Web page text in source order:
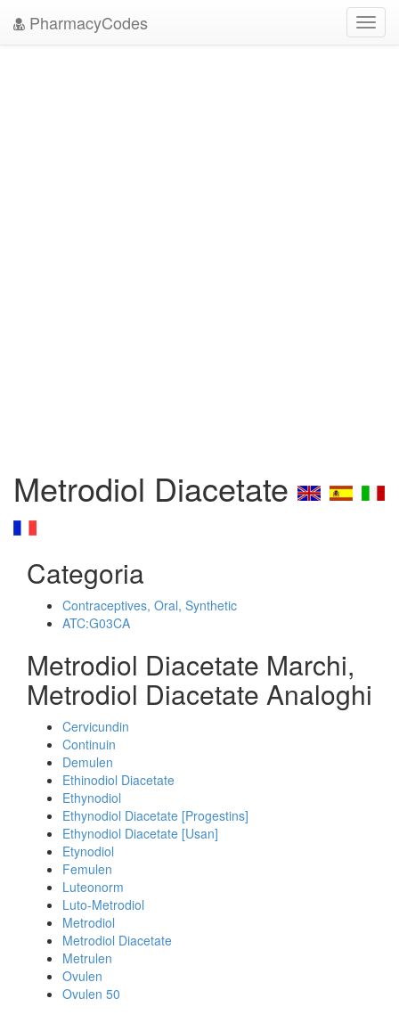
PharmacyCodes
Metrodiol Diacetate
Categoria
Contraceptives, Oral, Synthetic
ATC:G03CA
Metrodiol Diacetate Marchi,
Metrodiol Diacetate Analoghi
Cervicundin
Continuin
Demulen
Ethinodiol Diacetate
Ethynodiol
Ethynodiol Diacetate [Progestins]
Ethynodiol Diacetate [Usan]
Etynodiol
Femulen
Luteonorm
Luto-Metrodiol
Metrodiol
Metrodiol Diacetate
Metrulen
Ovulen
Ovulen 50